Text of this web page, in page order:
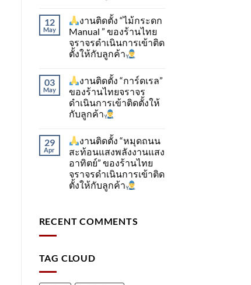
12
May
งานติดตั้ง “ไม้กระดก
Manual ” ของร้านไทย
จราจรดำเนินการเข้าติด
ตั้ง​ให้กับลูกค้า
03
May
งานติดตั้ง “การ์ดเรล”
ของร้านไทยจราจร
ดำเนินการเข้าติดตั้ง​ให้
กับลูกค้า
29
Apr
งานติดตั้ง “หมุดถนน
สะท้อนแสงพลังงานแสง
อาทิตย์” ของร้านไทย
จราจรดำเนินการเข้าติด
ตั้ง​ให้กับลูกค้า
RECENT COMMENTS
TAG CLOUD